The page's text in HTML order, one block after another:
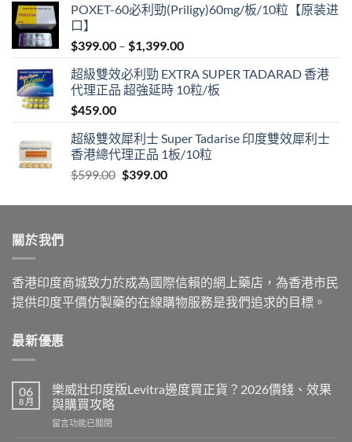
POXET-60必利勁(Priligy)60mg/板/10粒【原装进
口】
$399.00 – $1,399.00Price
$399.00
through
超級雙效必利勁 EXTRA SUPER TADARAD 香港
代理正品 超強延時 10粒/板
$459.00
超級雙效犀利士 Super Tadarise 印度雙效犀利士
香港總代理正品 1板/10粒
$599.00 Original
was:
$399.00Current
is:
關於我們
香港印度商城致力於成為國際信賴的網上藥店，為香港市民
提供印度平價仿製藥的在線購物服務是我們追求的目標。
最新優惠
06
8 月
樂威壯印度版Levitra邊度買正貨？2026價錢、效果
與購買攻略
在
留言功能已關閉